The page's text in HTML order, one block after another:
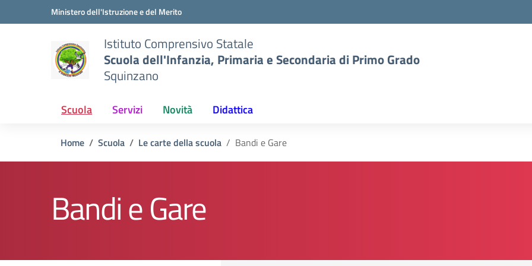
Vai ai contenuti
Vai al menu di navigazioneMinistero dell'Istruzione e del Merito
Istituto Comprensivo Statale
Scuola dell'Infanzia, Primaria e Secondaria di Primo Grado
Squinzano
Scuola Servizi Novità Didattica
Home Scuola Le carte della scuola Bandi e Gare
Bandi e Gare